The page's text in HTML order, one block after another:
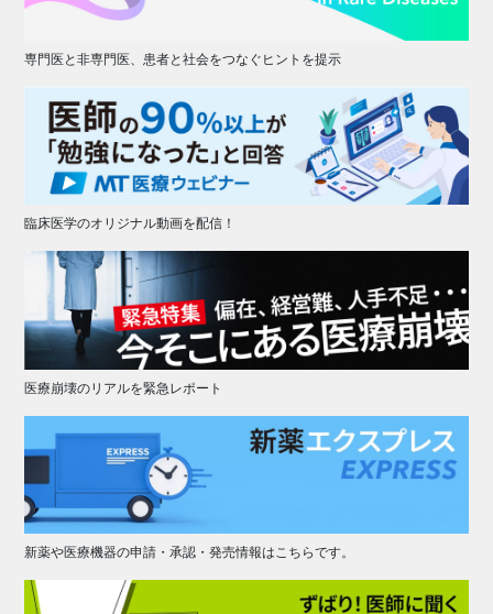
専門医と非専門医、患者と社会をつなぐヒントを提示
臨床医学のオリジナル動画を配信！
医療崩壊のリアルを緊急レポート
新薬や医療機器の申請・承認・発売情報はこちらです。